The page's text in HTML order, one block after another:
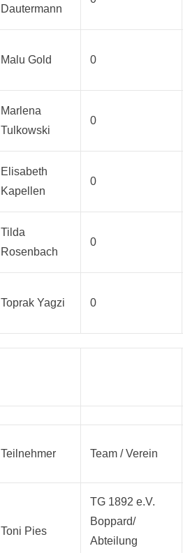
Dautermann
Malu Gold 0
Marlena
Tulkowski
0
Elisabeth
Kapellen
0
Tilda
Rosenbach
0
Toprak Yagzi 0
Teilnehmer Team / Verein
Toni Pies
TG 1892 e.V.
Boppard/
Abteilung